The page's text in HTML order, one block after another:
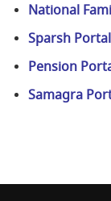
National
Sparsh Portal
Pension
Samagra